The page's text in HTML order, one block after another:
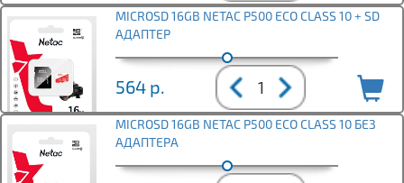
MICROSD 16GB NETAC P500 ECO CLASS 10 + SD
АДАПТЕР
564 р.
MICROSD 16GB NETAC P500 ECO CLASS 10 БЕЗ
АДАПТЕРА